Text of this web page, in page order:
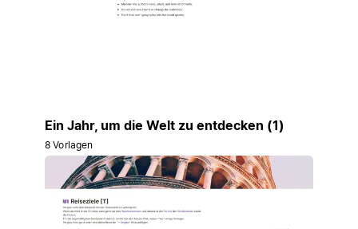
Ein Jahr, um die Welt zu entdecken (1)
8 Vorlagen